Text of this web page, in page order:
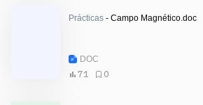
Prácticas - Campo Magnético.doc
DOC
71
0